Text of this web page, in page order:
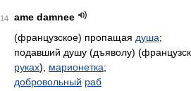
14
ame damnee
(французское) пропащая душа;
подавший душу (дъяволу)
руках), марионетка;
добровольный раб